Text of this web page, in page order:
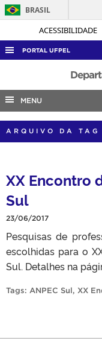
ACESSIBILIDADE
BRASIL
PORTAL UFPEL
ACESSO À INFORMAÇÃO
AUDITORIA
COBALTO
CONCURSOS
OUVIDORIA
PORTARIAS
TELEFONES
MENU
ARQUIVO DA TAG
XX Encontro
Sul
23/06/2017
Pesquisas de
escolhidas para o
Sul. Detalhes na
Tags: ANPEC Sul, XX